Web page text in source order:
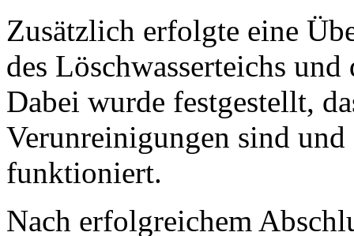
Zusätzlich erfolgte eine
des Löschwasserteichs
Dabei wurde festgestellt,
Verunreinigungen sind und
funktioniert.
Nach erfolgreichem